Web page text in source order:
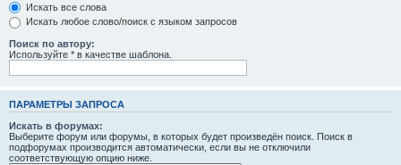
Искать все слова
Искать любое слово/поиск с языком запросов
Поиск по автору:
Используйте * в качестве шаблона.
ПАРАМЕТРЫ ЗАПРОСА
Искать в форумах:
Выберите форум или форумы, в которых будет произведён поиск. Поиск в
подфорумах производится автоматически, если вы не отключили
соответствующую опцию ниже.